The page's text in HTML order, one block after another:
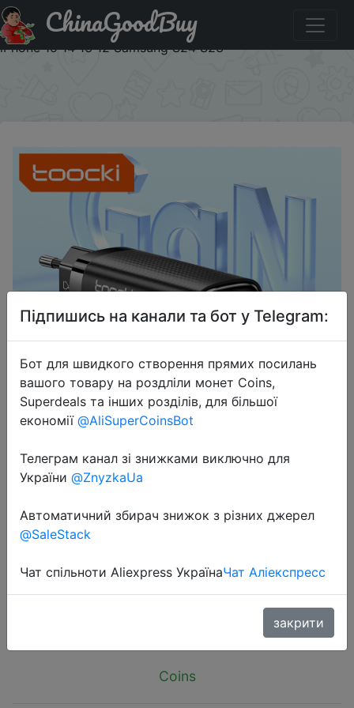
Придбати Toocki GaN Charger 67W PD USB Type C Fast
Charging Quick Charge 3.0 PD3.0 Phone Chager for
iPhone 15 14 13 12 Samsung S24 S23
ChinaGoodBuy
2024-08-26
Toocki GaN Charger 67W PD USB
Type C Fast Charging Quick Charge
3.0 PD3.0 Phone Chager for iPhone
Coins
Підпишись на канали та бот у Telegram:
Бот для швидкого створення прямих посилань
вашого товару на роздліли монет Coins,
Superdeals та інших розділів, для більшої
економії @AliSuperCoinsBot
Телеграм канал зі знижками виключно для
України @ZnyzkaUa
Автоматичний збирач знижок з різних джерел
@SaleStack
Чат спільноти Aliexpress УкраїнаЧат Аліекспресс
закрити